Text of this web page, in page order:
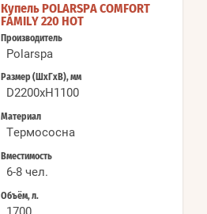
Купель POLARSPA COMFORT
FAMILY 220 HOT
Производитель
Polarspa
Размер (ШхГхВ), мм
D2200хH1100
Материал
Термососна
Вместимость
6-8 чел.
Объём, л.